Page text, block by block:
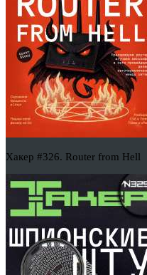
Хакер #326. Router from Hell